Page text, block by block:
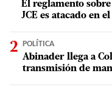
El reglamento
JCE es atacado en
POLÍTICA
Abinader llega a
transmisión de